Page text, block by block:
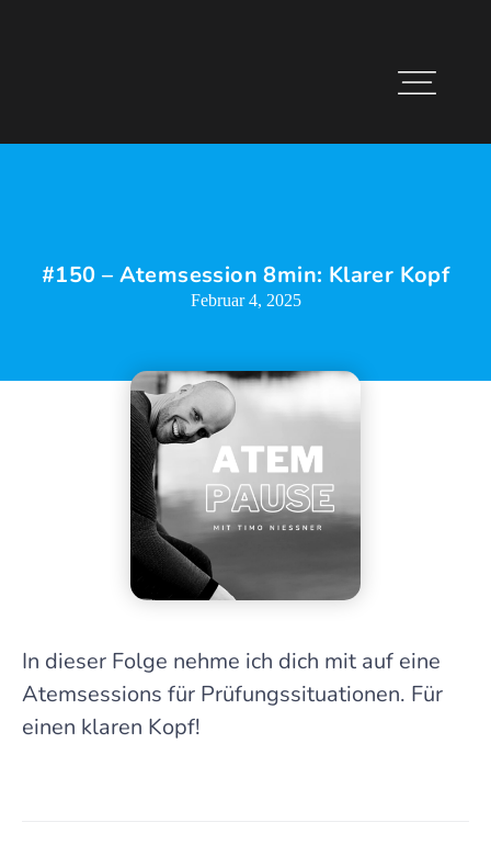
#150 – Atemsession 8min: Klarer Kopf
Februar 4, 2025
In dieser Folge nehme ich dich mit auf eine
Atemsessions für Prüfungssituationen. Für
einen klaren Kopf!